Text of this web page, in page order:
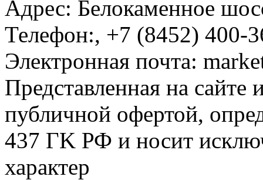
Адрес: Белокаменное
Телефон:, +7 (8452) 400-
Электронная почта:
Представленная на сайте
публичной офертой,
437 ГK РФ и носит
характер